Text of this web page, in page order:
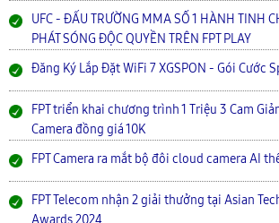
UFC - ĐẤU TRƯỜNG MMA SỐ 1 HÀNH TINH
PHÁT SÓNG ĐỘC QUYỀN TRÊN FPT PLAY
Đăng Ký Lắp Đặt WiFi 7 XGSPON - Gói Cước
FPT triển khai chương trình 1 Triệu 3 Cam
Camera đồng giá 10K
FPT Camera ra mắt bộ đôi cloud camera AI
FPT Telecom nhận 2 giải thưởng tại Asian
Awards 2024